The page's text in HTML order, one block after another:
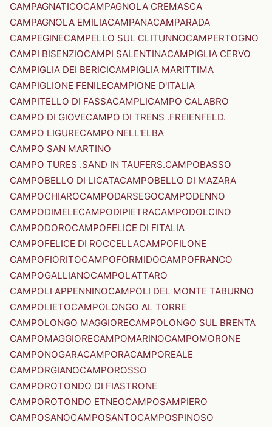
CAMPAGNATICOCAMPAGNOLA CREMASCA
CAMPAGNOLA EMILIACAMPANACAMPARADA
CAMPEGINECAMPELLO SUL CLITUNNOCAMPERTOGNO
CAMPI BISENZIOCAMPI SALENTINACAMPIGLIA CERVO
CAMPIGLIA DEI BERICICAMPIGLIA MARITTIMA
CAMPIGLIONE FENILECAMPIONE D'ITALIA
CAMPITELLO DI FASSACAMPLICAMPO CALABRO
CAMPO DI GIOVECAMPO DI TRENS .FREIENFELD.
CAMPO LIGURECAMPO NELL'ELBA
CAMPO SAN MARTINO
CAMPO TURES .SAND IN TAUFERS.CAMPOBASSO
CAMPOBELLO DI LICATACAMPOBELLO DI MAZARA
CAMPOCHIAROCAMPODARSEGOCAMPODENNO
CAMPODIMELECAMPODIPIETRACAMPODOLCINO
CAMPODOROCAMPOFELICE DI FITALIA
CAMPOFELICE DI ROCCELLACAMPOFILONE
CAMPOFIORITOCAMPOFORMIDOCAMPOFRANCO
CAMPOGALLIANOCAMPOLATTARO
CAMPOLI APPENNINOCAMPOLI DEL MONTE TABURNO
CAMPOLIETOCAMPOLONGO AL TORRE
CAMPOLONGO MAGGIORECAMPOLONGO SUL BRENTA
CAMPOMAGGIORECAMPOMARINOCAMPOMORONE
CAMPONOGARACAMPORACAMPOREALE
CAMPORGIANOCAMPOROSSO
CAMPOROTONDO DI FIASTRONE
CAMPOROTONDO ETNEOCAMPOSAMPIERO
CAMPOSANOCAMPOSANTOCAMPOSPINOSO